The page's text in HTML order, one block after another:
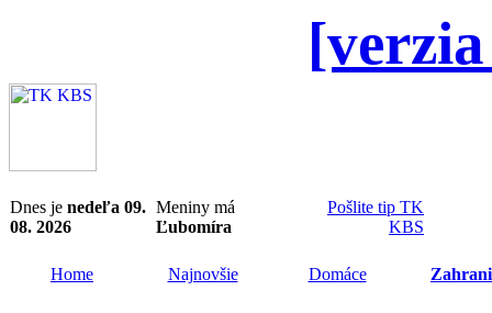
Dnes je nedeľa 09.
08. 2026
Meniny má
Ľubomíra
Pošlite tip TK
KBS
Home Najnovšie Domáce